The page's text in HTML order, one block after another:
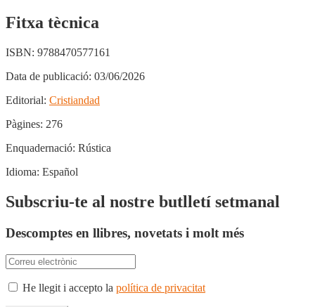
Fitxa tècnica
ISBN: 9788470577161
Data de publicació: 03/06/2026
Editorial: Cristiandad
Pàgines: 276
Enquadernació: Rústica
Idioma: Español
Subscriu-te al nostre butlletí setmanal
Descomptes en llibres, novetats i molt més
He llegit i accepto la política de privacitat